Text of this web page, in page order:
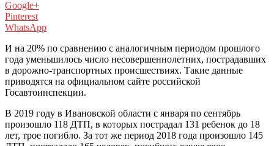
Google+
Pinterest
WhatsApp
И на 20% по сравнению с аналогичным периодом прошлого
года уменьшилось число несовершеннолетних, пострадавших
в дорожно-транспортных происшествиях. Такие данные
приводятся на официальном сайте российской
Госавтоинспекции.
В 2019 году в Ивановской области с января по сентябрь
произошло 118 ДТП, в которых пострадал 131 ребенок до 18
лет, трое погибло. За тот же период 2018 года произошло 145